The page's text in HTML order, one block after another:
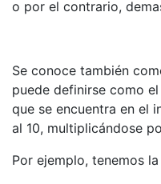
o por el contrario,
Se conoce también
puede definirse como
que se encuentra en el
al 10, multiplicándose
Por ejemplo,